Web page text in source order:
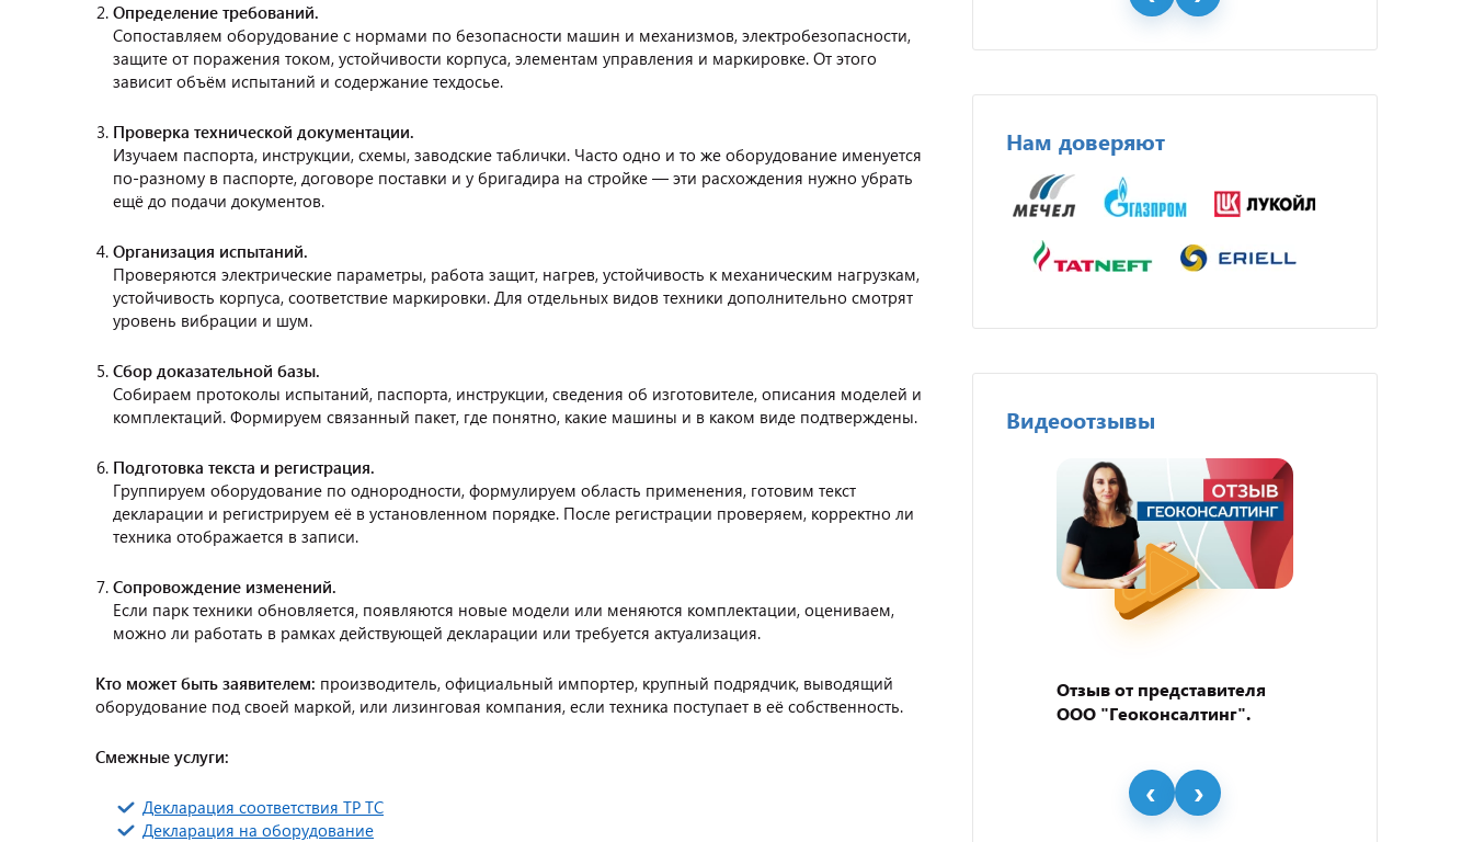
Определение требований.
Сопоставляем оборудование с нормами по безопасности машин и механизмов, электробезопасности,
защите от поражения током, устойчивости корпуса, элементам управления и маркировке. От этого
зависит объём испытаний и содержание техдосье.
Проверка технической документации.
Изучаем паспорта, инструкции, схемы, заводские таблички. Часто одно и то же оборудование именуется
по-разному в паспорте, договоре поставки и у бригадира на стройке — эти расхождения нужно убрать
ещё до подачи документов.
Организация испытаний.
Проверяются электрические параметры, работа защит, нагрев, устойчивость к механическим нагрузкам,
устойчивость корпуса, соответствие маркировки. Для отдельных видов техники дополнительно смотрят
уровень вибрации и шум.
Сбор доказательной базы.
Собираем протоколы испытаний, паспорта, инструкции, сведения об изготовителе, описания моделей и
комплектаций. Формируем связанный пакет, где понятно, какие машины и в каком виде подтверждены.
Подготовка текста и регистрация.
Группируем оборудование по однородности, формулируем область применения, готовим текст
декларации и регистрируем её в установленном порядке. После регистрации проверяем, корректно ли
техника отображается в записи.
Сопровождение изменений.
Если парк техники обновляется, появляются новые модели или меняются комплектации, оцениваем,
можно ли работать в рамках действующей декларации или требуется актуализация.
Кто может быть заявителем: производитель, официальный импортер, крупный подрядчик, выводящий
оборудование под своей маркой, или лизинговая компания, если техника поступает в её собственность.
Смежные услуги:
Декларация соответствия ТР ТС
Декларация на оборудование
Нам доверяют
Видеоотзывы
Отзыв от представителя
автосервиса "Ваш
Отзыв от представителя
ООО "Геоконсалтинг".